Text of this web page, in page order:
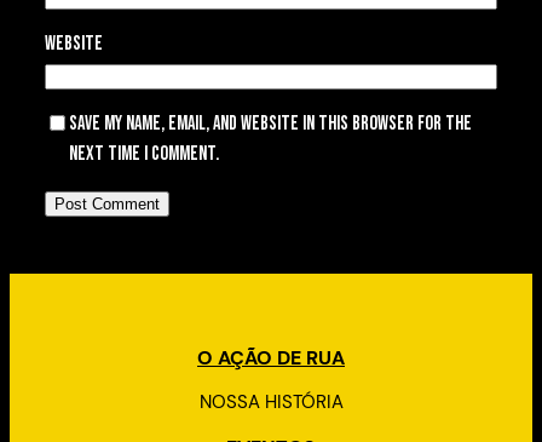
Website
Save my name, email, and website in this browser for the
next time I comment.
O AÇÃO DE RUA
NOSSA HISTÓRIA